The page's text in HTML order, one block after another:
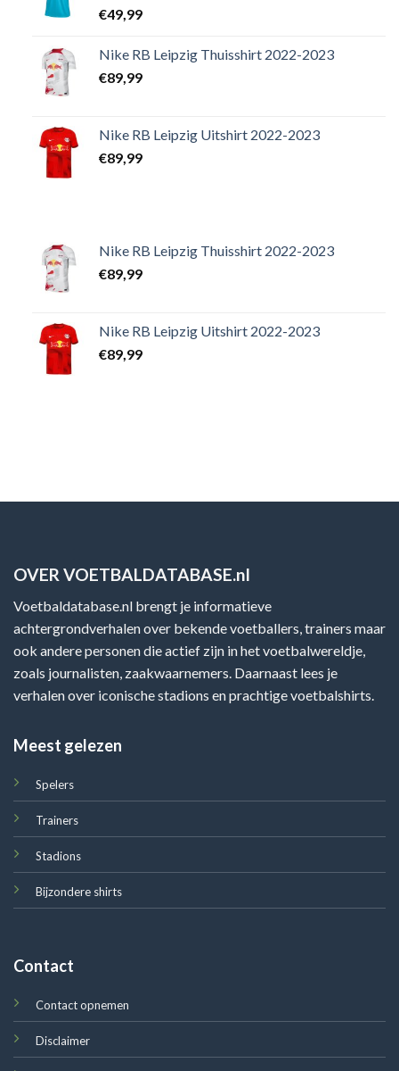
€49,99
Nike RB Leipzig Thuisshirt 2022-2023
€89,99
Nike RB Leipzig Uitshirt 2022-2023
€89,99
Nike RB Leipzig Thuisshirt 2022-2023
€89,99
Nike RB Leipzig Uitshirt 2022-2023
€89,99
OVER VOETBALDATABASE.nl
Voetbaldatabase.nl brengt je informatieve
achtergrondverhalen over bekende voetballers, trainers maar
ook andere personen die actief zijn in het voetbalwereldje,
zoals journalisten, zaakwaarnemers. Daarnaast lees je
verhalen over iconische stadions en prachtige voetbalshirts.
Meest gelezen
Spelers
Trainers
Stadions
Bijzondere shirts
Contact
Contact opnemen
Disclaimer